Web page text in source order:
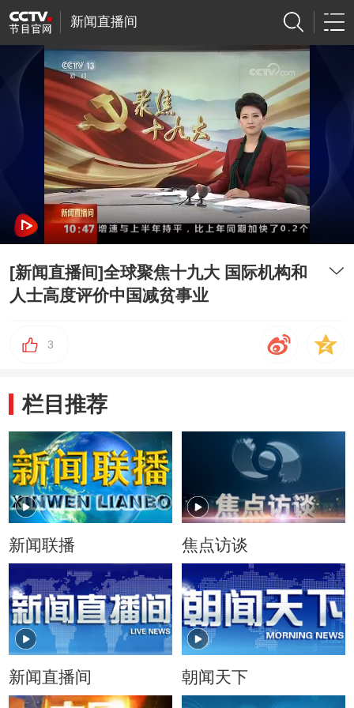
新闻直播间
[新闻直播间]全球聚焦十九大 国际机构和
人士高度评价中国减贫事业
3
栏目推荐
新闻联播 焦点访谈
新闻直播间 朝闻天下